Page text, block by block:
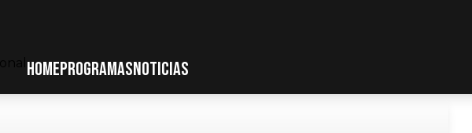
HOMEPROGRAMASNOTICIAS